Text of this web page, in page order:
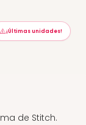
¡Últimas unidades!
de Stitch.